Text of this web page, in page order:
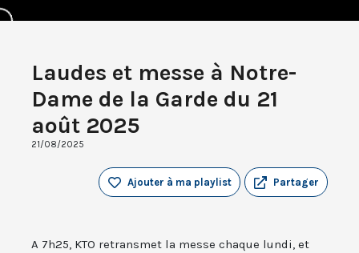
Laudes et messe à Notre-
Dame de la Garde du 21
août 2025
21/08/2025
Partager
Ajouter à ma playlist
A 7h25, KTO retransmet la messe chaque lundi, et